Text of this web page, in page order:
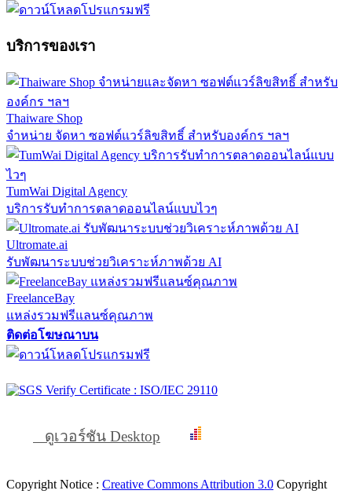
บริการของเรา
Thaiware Shop
จำหน่าย จัดหา ซอฟต์แวร์ลิขสิทธิ์ สำหรับองค์กร ฯลฯ
TumWai Digital Agency
บริการรับทำการตลาดออนไลน์แบบไวๆ
Ultromate.ai
รับพัฒนาระบบช่วยวิเคราะห์ภาพด้วย AI
FreelanceBay
แหล่งรวมฟรีแลนซ์คุณภาพ
ติดต่อโฆษณาบน
ดูเวอร์ชัน Desktop
Copyright Notice : Creative Commons Attribution 3.0 Copyright